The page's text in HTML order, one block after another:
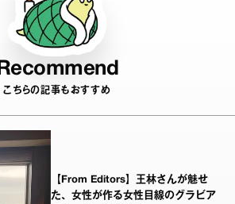
Recommend
こちらの記事もおすすめ
【From Editors】王林さんが魅せ
た、女性が作る女性目線のグラビア